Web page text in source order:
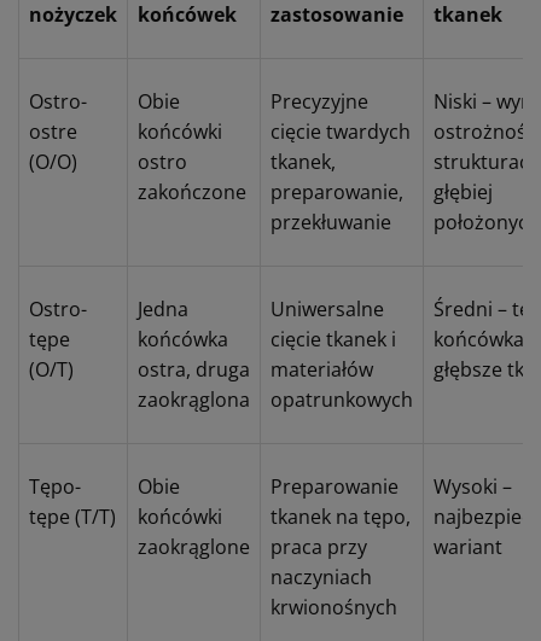
nożyczek
końcówek
zastosowanie
tkanek
Ostro-
ostre
(O/O)
Obie
końcówki
ostro
zakończone
Precyzyjne
cięcie twardych
tkanek,
preparowanie,
przekłuwanie
Niski –
strukturach
głębiej
położonych
Ostro-
tępe
(O/T)
Jedna
końcówka
ostra, druga
zaokrąglona
Uniwersalne
cięcie tkanek i
materiałów
opatrunkowych
Średni –
końcówka
głębsze
Tępo-
tępe (T/T)
Obie
końcówki
zaokrąglone
Preparowanie
tkanek na tępo,
praca przy
naczyniach
krwionośnych
Wysoki –
wariant